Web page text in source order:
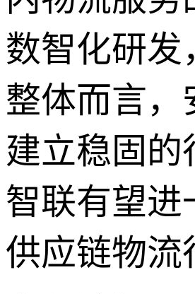
数智化研
整体而言
建立稳固
智联有望
供应链物流